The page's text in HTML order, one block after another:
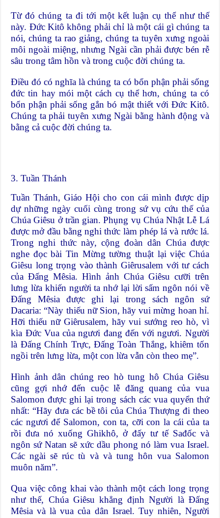
Từ đó chúng ta đi tới một kết luận cụ thể như thế
này. Đức Kitô không phải chỉ là một cái gì chúng ta
nói, chúng ta rao giảng, chúng ta tuyên xưng ngoài
môi ngoài miệng, nhưng Ngài cần phải được bén rễ
sâu trong tâm hồn và trong cuộc đời chúng ta.
Điều đó có nghĩa là chúng ta có bổn phận phải sống
đức tin hay mói một cách cụ thể hơn, chúng ta có
bổn phận phải sống gắn bó mật thiết với Đức Kitô.
Chúng ta phải tuyên xưng Ngài bằng hành động và
bằng cả cuộc đời chúng ta.
3. Tuần Thánh
Tuần Thánh, Giáo Hội cho con cái mình được dịp
dự những ngày cuối cùng trong sứ vụ cứu thế của
Chúa Giêsu ở trần gian. Phụng vụ Chúa Nhật Lễ Lá
được mở đầu bằng nghi thức làm phép lá và rước lá.
Trong nghi thức này, cộng đoàn dân Chúa được
nghe đọc bài Tin Mừng tường thuật lại việc Chúa
Giêsu long trọng vào thành Giêrusalem với tư cách
của Đấng Mêsia. Hình ảnh Chúa Giêsu cưỡi trên
lưng lừa khiến người ta nhớ lại lời sấm ngôn nói về
Đấng Mêsia được ghi lại trong sách ngôn sứ
Dacaria: “Này thiếu nữ Sion, hãy vui mừng hoan hỉ.
Hỡi thiếu nữ Giêrusalem, hãy vui sướng reo hò, vì
kìa Đức Vua của ngươi đang đến với ngươi. Người
là Đấng Chính Trực, Đấng Toàn Thắng, khiêm tốn
ngồi trên lưng lừa, một con lừa vẫn còn theo mẹ”.
Hình ảnh dân chúng reo hò tung hô Chúa Giêsu
cũng gợi nhớ đến cuộc lễ đăng quang của vua
Salomon được ghi lại trong sách các vua quyển thứ
nhất: “Hãy đưa các bề tôi của Chúa Thượng đi theo
các ngươi để Salomon, con ta, cỡi con la cái của ta
rồi đưa nó xuống Ghikhô, ở đấy tư tế Sađốc và
ngôn sứ Natan sẽ xức dầu phong nó làm vua Israel.
Các ngài sẽ rúc tù và và tung hôn vua Salomon
muôn năm”.
Qua việc công khai vào thành một cách long trọng
như thế, Chúa Giêsu khẳng định Người là Đấng
Mêsia và là vua của dân Israel. Tuy nhiên, Người